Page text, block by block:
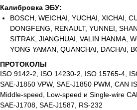
Калибровка ЭБУ:
BOSCH, WEICHAI, YUCHAI, XICHAI,
DONGFENG, RENAULT, YUNNEI,
SITRAK, JIANGHUAI, VALIN HANMA,
YONG YAMAN, QUANCHAI, DACHAI,
ПРОТОКОЛЫ
ISO 9142‑2, ISO 14230‑2, ISO 15765‑4,
SAE‑J1850 VPW, SAE‑J1850 PWM, CAN
Middle‑speed, Low‑speed и Single‑wire
SAE‑J1708, SAE‑J1587, RS‑232